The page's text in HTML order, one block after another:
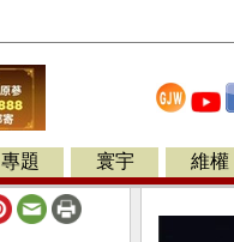
專題 寰宇 維權